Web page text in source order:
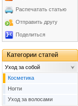
Распечатать статью
Отправить другу
Поделиться
Категории статей
Уход за собой
Косметика
Ногти
Уход за волосами